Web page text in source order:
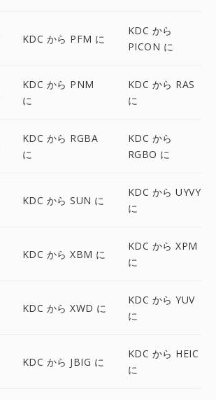
KDC から PFM に
KDC から
PICON に
KDC から PNM
に
KDC から RAS
に
KDC から RGBA
に
KDC から
RGBO に
KDC から SUN に
KDC から UYVY
に
KDC から XBM に
KDC から XPM
に
KDC から XWD に
KDC から YUV
に
KDC から JBIG に
KDC から HEIC
に